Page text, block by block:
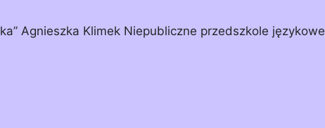
Agnieszka Klimek Niepubliczne przedszkole językowe